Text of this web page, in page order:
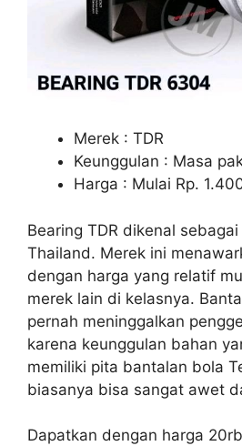
Merek : TDR
Keunggulan : Masa
Harga : Mulai Rp.
Bearing TDR dikenal
Thailand. Merek ini
dengan harga yang relatif
merek lain di kelasnya.
pernah meninggalkan
karena keunggulan bahan
memiliki pita bantalan bola
biasanya bisa sangat awet
Dapatkan dengan harga 20rb